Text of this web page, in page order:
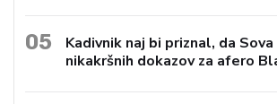
05
Kadivnik naj bi priznal, da Sova
nikakršnih dokazov za afero